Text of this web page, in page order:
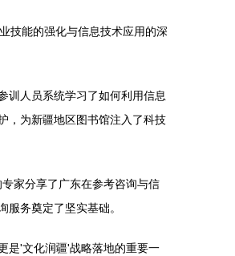
技能的强化与信息技术应用的深
训人员系统学习了如何利用信息
，为新疆地区图书馆注入了科技
家分享了广东在参考咨询与信
务奠定了坚实基础。
是'文化润疆'战略落地的重要一